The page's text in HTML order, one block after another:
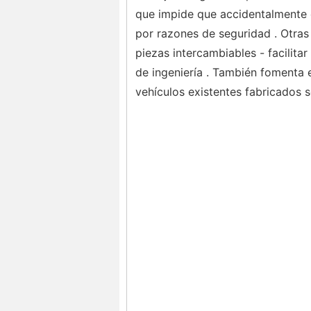
que impide que
por razones de seguridad .
piezas intercambiables -
de ingeniería . También
vehículos existentes fabricados